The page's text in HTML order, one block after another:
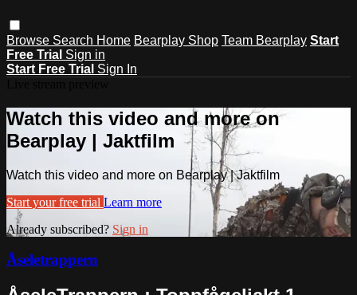
Browse Search Home Bearplay Shop Team Bearplay Start
Free Trial Sign in
Start Free Trial Sign In
Watch this video and more on
Bearplay | Jaktfilm
Watch this video and more on Bearplay | Jaktfilm
Start your free trial Learn more
Already subscribed? Sign in
Åseletrappern